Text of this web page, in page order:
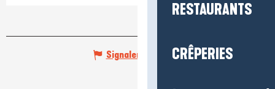
RESTAURANTS
CRÊPERIES
Signaler une erreur